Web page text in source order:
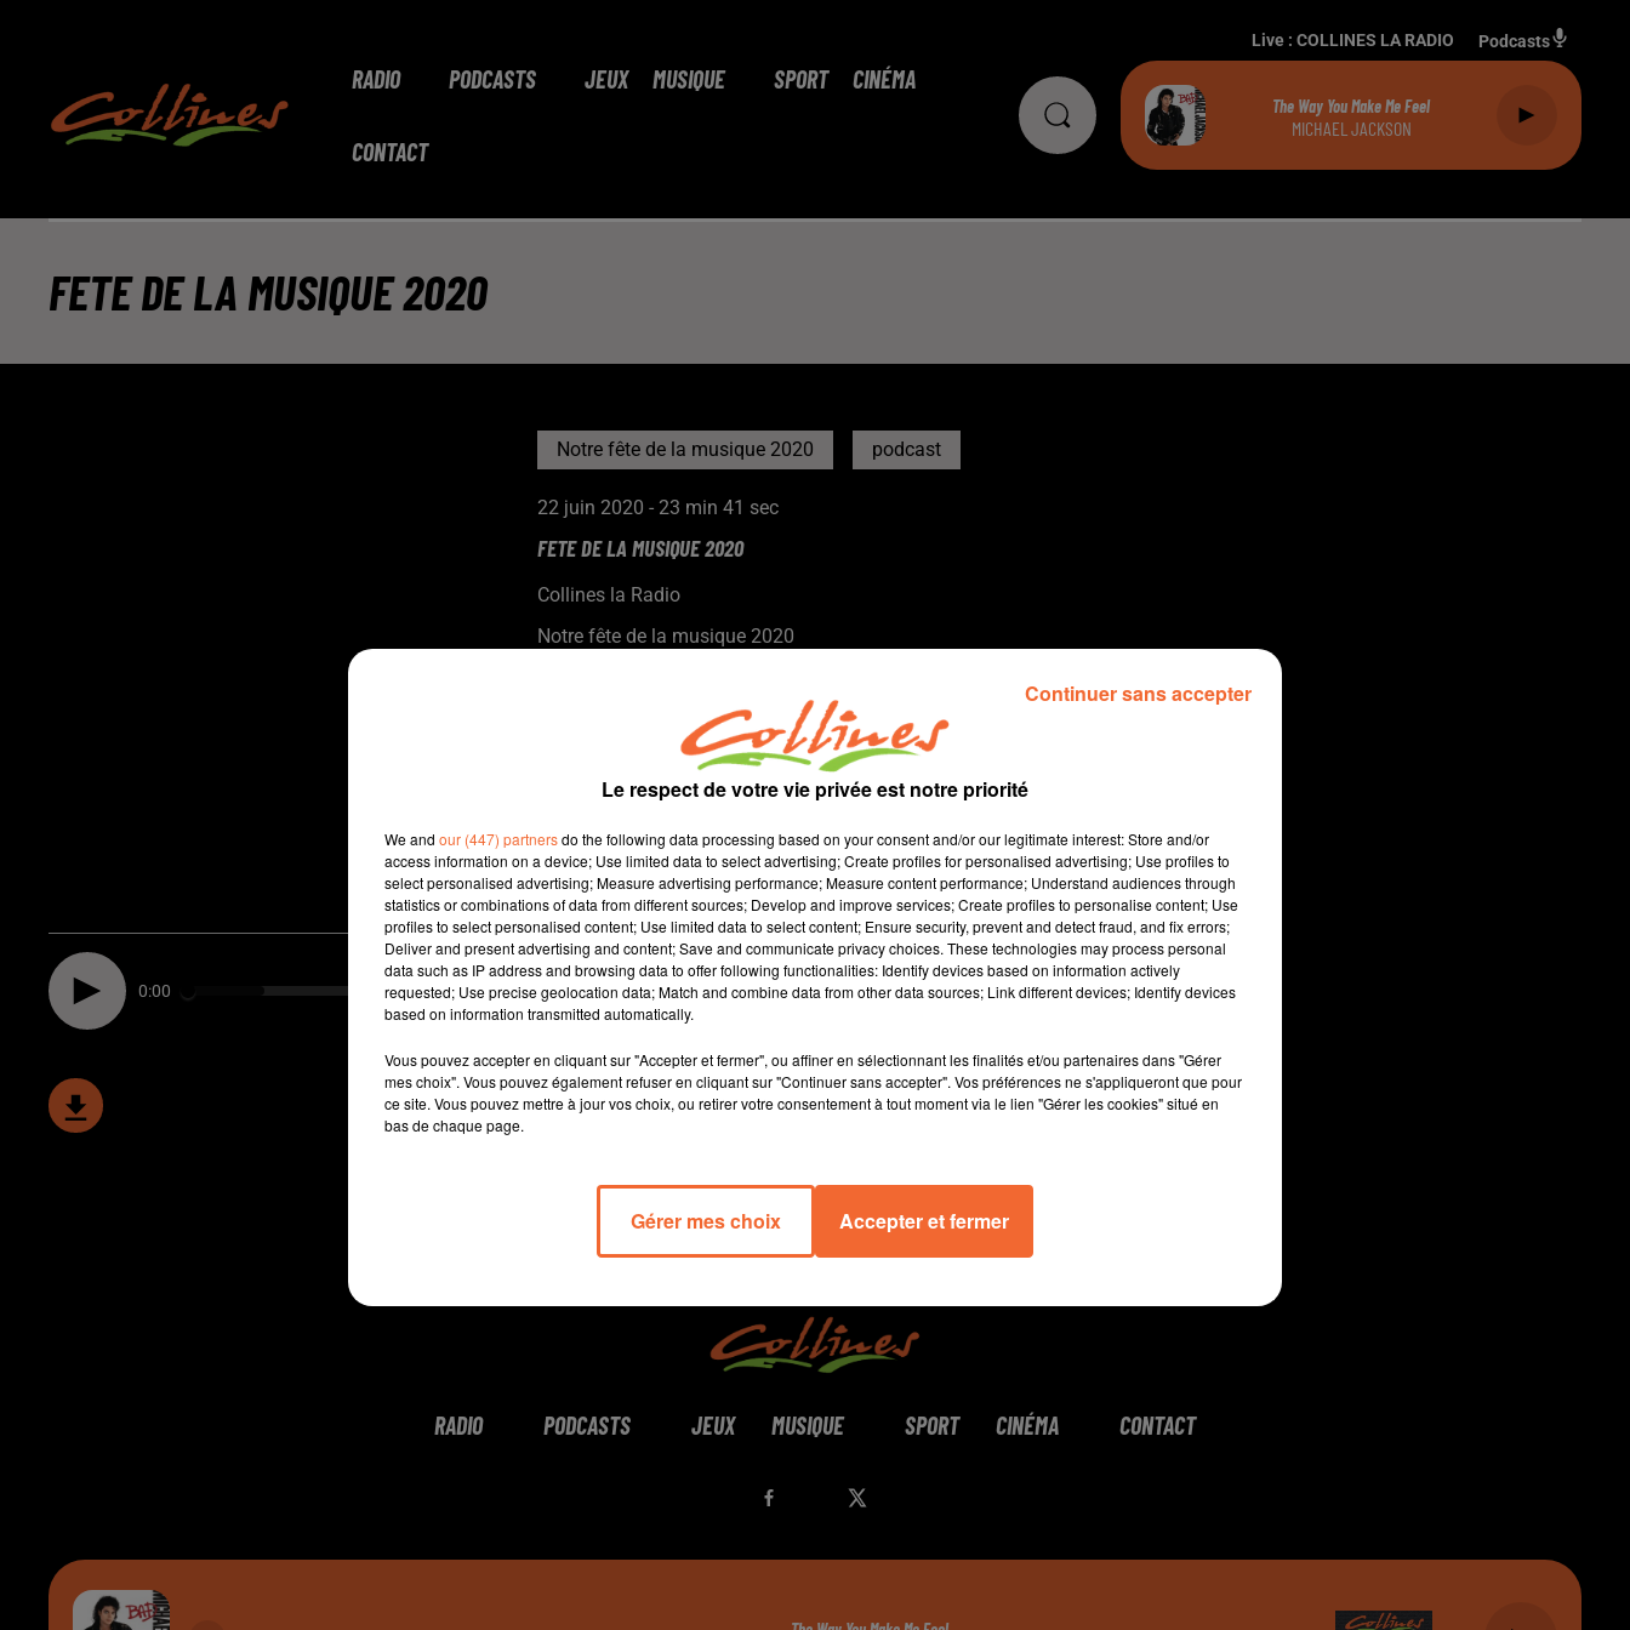
RADIO PODCASTS JEUX MUSIQUE SPORT CINÉMA
CONTACT
Live : COLLINES LA RADIO Podcasts
The Way You Make Me Feel
MICHAEL JACKSON
FETE DE LA MUSIQUE 2020
Notre fête de la musique 2020 podcast
22 juin 2020 - 23 min 41 sec
FETE DE LA MUSIQUE 2020
Collines la Radio
Notre fête de la musique 2020
Pierre-Yves Marolleau
Camille
Jordan
Roland Moreau
0:00 23 min 41 sec
RADIO PODCASTS JEUX MUSIQUE SPORT CINÉMA CONTACT
Le respect de votre vie privée est notre priorité
We and our (447) partnersdo the following data processing based on your consent and/or our legitimate interest: Store and/or
access information on a device; Use limited data to select advertising; Create profiles for personalised advertising; Use profiles to
select personalised advertising; Measure advertising performance; Measure content performance; Understand audiences through
statistics or combinations of data from different sources; Develop and improve services; Create profiles to personalise content; Use
profiles to select personalised content; Use limited data to select content; Ensure security, prevent and detect fraud, and fix errors;
Deliver and present advertising and content; Save and communicate privacy choices. These technologies may process personal
data such as IP address and browsing data to offer following functionalities: Identify devices based on information actively
requested; Use precise geolocation data; Match and combine data from other data sources; Link different devices; Identify devices
based on information transmitted automatically.
Vous pouvez accepter en cliquant sur "Accepter et fermer", ou affiner en sélectionnant les finalités et/ou partenaires dans "Gérer
mes choix". Vous pouvez également refuser en cliquant sur "Continuer sans accepter". Vos préférences ne s'appliqueront que pour
ce site. Vous pouvez mettre à jour vos choix, ou retirer votre consentement à tout moment via le lien "Gérer les cookies" situé en
bas de chaque page.
Gérer mes choix Accepter et fermer
Continuer sans accepter